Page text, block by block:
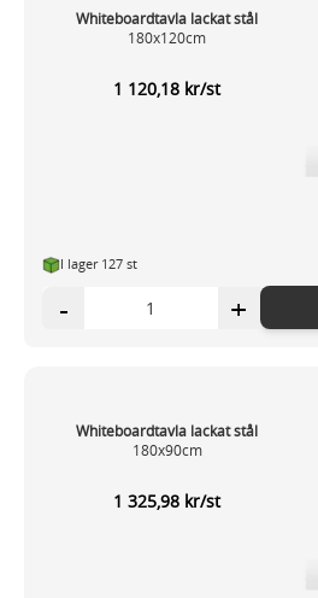
Whiteboardtavla lackat stål
180x120cm
1 120,18 kr/st
I lager 127 st
- +
Whiteboardtavla lackat stål
180x90cm
1 325,98 kr/st